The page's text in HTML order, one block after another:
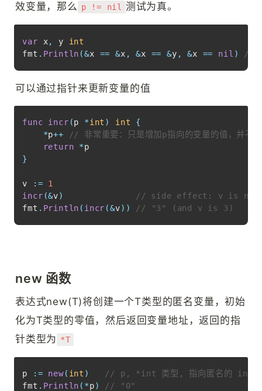
效变量，那么 p != nil 测试为真。
var x, y int
fmt . Println (&x == &x , &x == &y , &x == nil ) //
可以通过指针来更新变量的值
func incr (p *int ) int
{
*p++
// 非常重要：只是增加p指向的变量的值，并不
return
*
}
v :=
1
incr (&v)
// side effect: v is now
fmt . Println ( incr (&v) ) // "3" (and v is 3)
new 函数
表达式new(T)将创建一个T类型的匿名变量，初始
化为T类型的零值，然后返回变量地址，返回的指
针类型为 *T
p := new( int )
// p, *int 类型, 指向匿名的 int
fmt . Println ( *p)
// "0"